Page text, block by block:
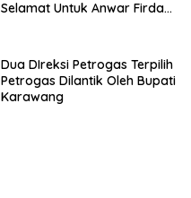
Selamat Untuk Anwar Firdaus
Dua DIreksi Petrogas Terpilih
Petrogas Dilantik Oleh Bupati
Karawang